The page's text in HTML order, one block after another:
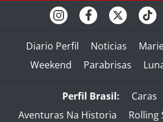
Diario Perfil Noticias
Weekend
Parabrisas
Perfil Brasil: Caras
Aventuras Na Historia
Rolling